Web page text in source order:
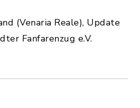
(Venaria Reale), Update
Fanfarenzug e.V.